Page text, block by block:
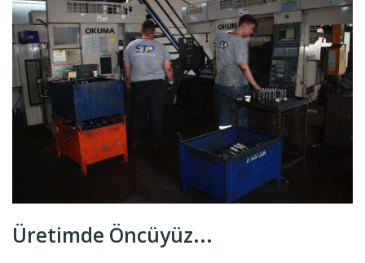
Üretimde Öncüyüz...